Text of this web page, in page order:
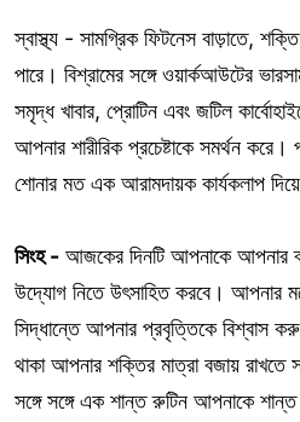
স্বাস্থ্য - সামগ্রিক ফিটনেস বাড়াতে,
পারে। বিশ্রামের সঙ্গে ওয়ার্কআউটের
সমৃদ্ধ খাবার, প্রোটিন এবং জটিল
আপনার শারীরিক প্রচেষ্টাকে সমর্থন করে।
শোনার মত এক আরামদায়ক কার্যকলাপ
সিংহ - আজকের দিনটি আপনাকে আপনার
উদ্যোগ নিতে উৎসাহিত করবে। আপনার
সিদ্ধান্তে আপনার প্রবৃত্তিকে বিশ্বাস
থাকা আপনার শক্তির মাত্রা বজায় রাখতে
সঙ্গে সঙ্গে এক শান্ত রুটিন আপনাকে